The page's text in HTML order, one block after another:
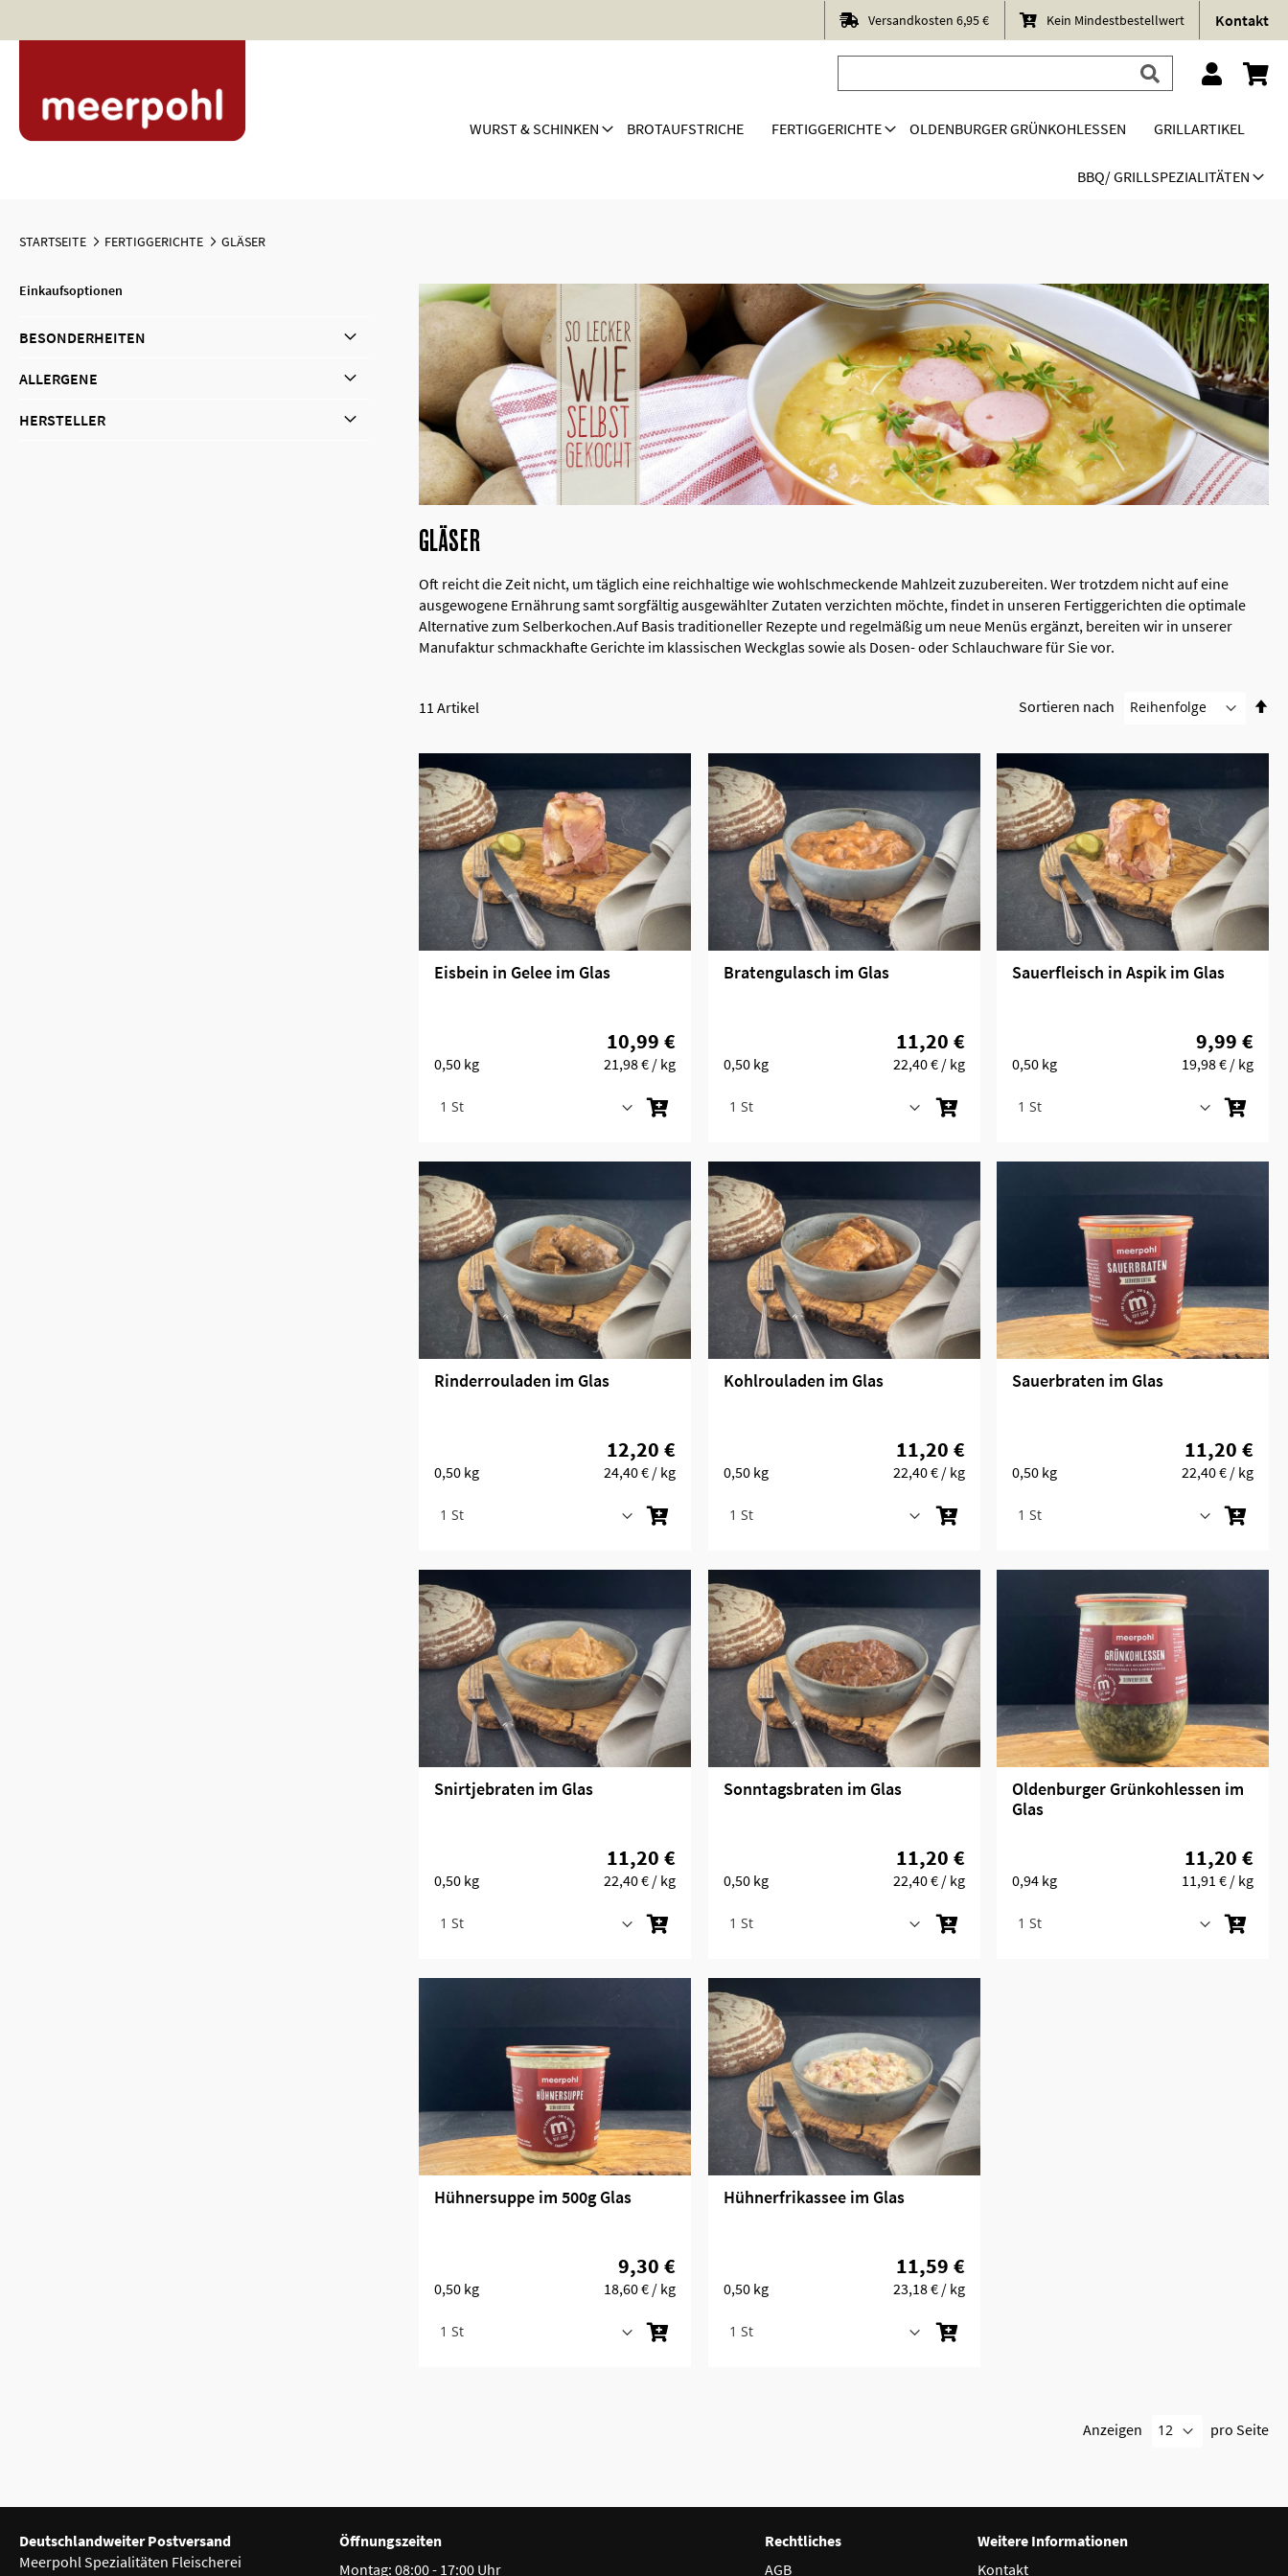
Versandkosten 6,95 € Kein Mindestbestellwert Kontakt
WURST & SCHINKEN BROTAUFSTRICHE FERTIGGERICHTE OLDENBURGER GRÜNKOHLESSEN GRILLARTIKEL
BBQ/ GRILLSPEZIALITÄTEN
STARTSEITE FERTIGGERICHTE GLÄSER
GLÄSER
Oft reicht die Zeit nicht, um täglich eine reichhaltige wie wohlschmeckende Mahlzeit zuzubereiten. Wer trotzdem nicht auf eine
ausgewogene Ernährung samt sorgfältig ausgewählter Zutaten verzichten möchte, findet in unseren Fertiggerichten die optimale
Alternative zum Selberkochen.Auf Basis traditioneller Rezepte und regelmäßig um neue Menüs ergänzt, bereiten wir in unserer
Manufaktur schmackhafte Gerichte im klassischen Weckglas sowie als Dosen- oder Schlauchware für Sie vor.
11 Artikel Sortieren nach
Eisbein in Gelee im Glas
0,50 kg
10,99 €
21,98 € / kg
Bratengulasch im Glas
0,50 kg
11,20 €
22,40 €/ kg
Sauerfleisch in Aspik im Glas
0,50 kg
9,99 €
19,98 € / kg
Rinderrouladen im Glas
0,50 kg
12,20 €
24,40 € / kg
Kohlrouladen im Glas
0,50 kg
11,20 €
22,40 €/ kg
Sauerbraten im Glas
0,50 kg
11,20 €
22,40 € / kg
Snirtjebraten im Glas
0,50 kg
11,20 €
22,40 € / kg
Sonntagsbraten im Glas
0,50 kg
11,20 €
22,40 €/ kg
Oldenburger Grünkohlessen im
Glas
0,94 kg
11,20 €
11,91 € / kg
Hühnersuppe im 500g Glas
0,50 kg
9,30 €
18,60 € / kg
Hühnerfrikassee im Glas
0,50 kg
11,59 €
23,18 €/ kg
Anzeigen pro Seite
Einkaufsoptionen
BESONDERHEITEN
ALLERGENE
HERSTELLER
Deutschlandweiter Postversand
Meerpohl Spezialitäten Fleischerei
Öffnungszeiten
Montag: 08:00 - 17:00 Uhr
Rechtliches
AGB
Weitere Informationen
Kontakt